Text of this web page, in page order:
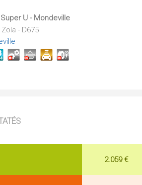
U - Mondeville
- D675
2.059 €